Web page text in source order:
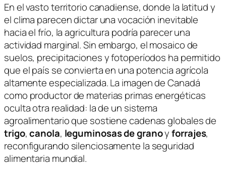
En el vasto territorio canadiense, donde la latitud y
el clima parecen dictar una vocación inevitable
hacia el frío, la agricultura podría parecer una
actividad marginal. Sin embargo, el mosaico de
suelos, precipitaciones y fotoperíodos ha permitido
que el país se convierta en una potencia agrícola
altamente especializada. La imagen de Canadá
como productor de materias primas energéticas
oculta otra realidad: la de un sistema
agroalimentario que sostiene cadenas globales de
trigo,canola, leguminosas de granoyforrajes,
reconfigurando silenciosamente la seguridad
alimentaria mundial.